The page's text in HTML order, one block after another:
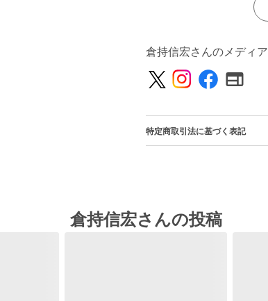
倉持信宏さんのメディア
特定商取引法に基づく表記
倉持信宏さんの投稿